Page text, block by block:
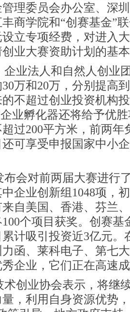
理委员会办公室、深
商学院和“创赛基金”
设立专项经费，对进入
业大赛资助计划的基
法人和自然人创业团
万和20万，分别提高
不超过创业投资机构
业孵化器还将给予优
过200平方米，前两年
可享受申报国家中小
对前两届大赛进行了
企业创新组1048项，
自美国、香港、芬兰
个项目获奖。创赛基
计吸引投资近3亿元。
力函、莱科电子、第七
企业，它们正在高速
业协会表示，将继续
，利用自身资源优势